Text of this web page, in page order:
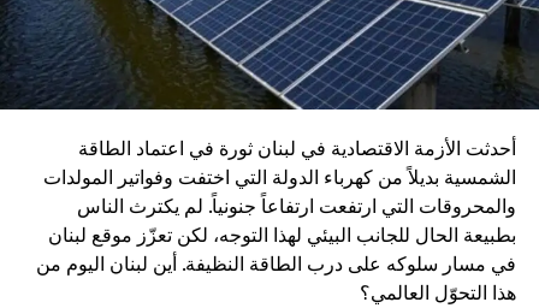
أحدثت الأزمة الاقتصادية في لبنان ثورة في اعتماد الطاقة
الشمسية بديلاً من كهرباء الدولة التي اختفت وفواتير المولدات
والمحروقات التي ارتفعت ارتفاعاً جنونياً. لم يكترث الناس
بطبيعة الحال للجانب البيئي لهذا التوجه، لكن تعزّز موقع لبنان
في مسار سلوكه على درب الطاقة النظيفة. أين لبنان اليوم من
هذا التحوّل العالمي؟